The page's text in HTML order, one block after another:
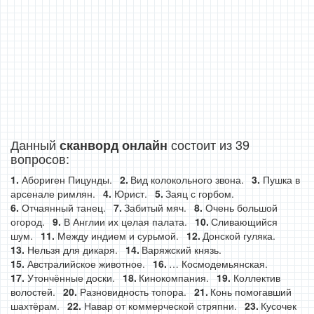
Данный сканворд онлайн состоит из 39
вопросов:
Абориген Пицунды. Вид колокольного звона.
Пушка в
арсенале римлян.
Юрист.
Заяц с горбом.
Отчаянный танец.
Забитый мяч.
Очень большой
огород.
В Англии их целая палата.
Сливающийся
шум.
Между индием и сурьмой.
Донской гуляка.
Нельзя для дикаря.
Варяжский князь.
Австралийское животное.
… Космодемьянская.
Утончённые доски.
Кинокомпания.
Коллектив
волостей.
Разновидность топора.
Конь помогавший
шахтёрам.
Навар от коммерческой стряпни.
Кусочек